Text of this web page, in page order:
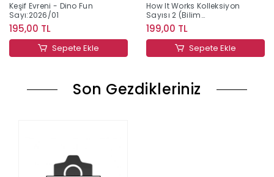
Keşif Evreni - Dino Fun
Sayı:2026/01
195,00 TL
Sepete Ekle
How It Works Kolleksiyon
Sayısı 2 (Bilim
Kolleksiyonu)
Sayı:2026/01
199,00 TL
Sepete Ekle
Son Gezdikleriniz